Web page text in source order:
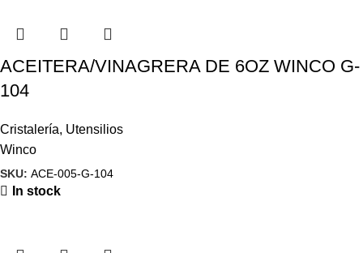
ACEITERA/VINAGRERA DE 6OZ WINCO G-
104
Cristalería, Utensilios
Winco
SKU: ACE-005-G-104
In stock